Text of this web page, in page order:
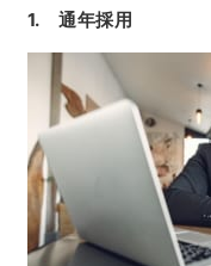
1. 通年採用